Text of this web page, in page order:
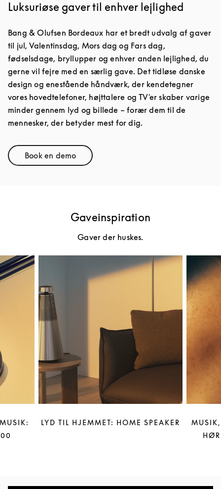
Luksuriøse gaver til enhver lejlighed
Bang & Olufsen Bordeaux har et bredt udvalg af gaver
til jul, Valentinsdag, Mors dag og Fars dag,
fødselsdage, bryllupper og enhver anden lejlighed, du
gerne vil fejre med en særlig gave. Det tidløse danske
design og enestående håndværk, der kendetegner
vores hovedtelefoner, højttalere og TV'er skaber varige
minder gennem lyd og billede – forær dem til de
mennesker, der betyder mest for dig.
Book en demoLink Opens in New Tab
Gaveinspiration
Gaver der huskes.
LYD TIL HJEMMET: HOME SPEAKER